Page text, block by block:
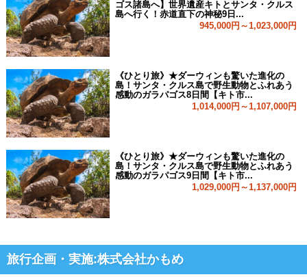
ゴス諸島へ】世界遺産キトとサンタ・クルス
島へ行く！赤道直下の神秘9日...
945,000円～1,023,000円
《ひとり旅》★ダーウィンも驚いた進化の
島！サンタ・クルス島で野生動物とふれあう
感動のガラパゴス8日間【キト市...
1,014,000円～1,107,000円
《ひとり旅》★ダーウィンも驚いた進化の
島！サンタ・クルス島で野生動物とふれあう
感動のガラパゴス9日間【キト市...
1,029,000円～1,137,000円
旅行企画・実施:株式会社かもめ